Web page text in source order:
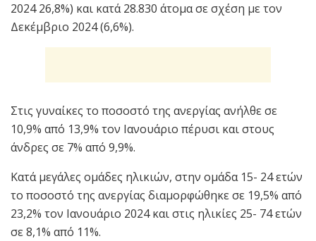
2024 26,8%) και κατά 28.830 άτομα σε σχέση με τον
Δεκέμβριο 2024 (6,6%).
Στις γυναίκες το ποσοστό της ανεργίας ανήλθε σε
10,9% από 13,9% τον Ιανουάριο πέρυσι και στους
άνδρες σε 7% από 9,9%.
Κατά μεγάλες ομάδες ηλικιών, στην ομάδα 15- 24 ετών
το ποσοστό της ανεργίας διαμορφώθηκε σε 19,5% από
23,2% τον Ιανουάριο 2024 και στις ηλικίες 25- 74 ετών
σε 8,1% από 11%.